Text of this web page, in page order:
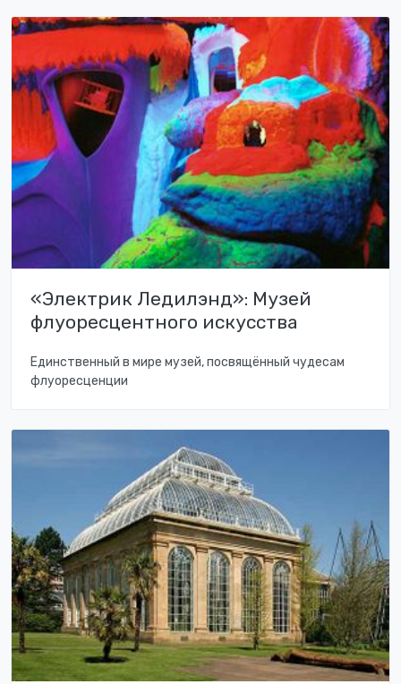
«Электрик Ледилэнд»: Музей
флуоресцентного искусства
Единственный в мире музей, посвящённый чудесам
флуоресценции